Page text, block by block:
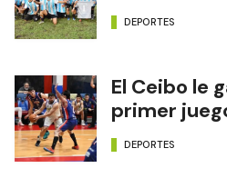
DEPORTES
El Ceibo le
primer
DEPORTES